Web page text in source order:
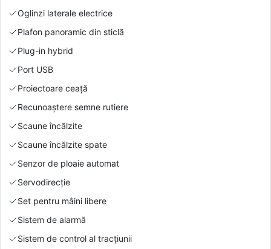
Oglinzi laterale electrice
Plafon panoramic din sticlă
Plug-in hybrid
Port USB
Proiectoare ceață
Recunoaștere semne rutiere
Scaune încălzite
Scaune încălzite spate
Senzor de ploaie automat
Servodirecție
Set pentru mâini libere
Sistem de alarmă
Sistem de control al tracțiunii